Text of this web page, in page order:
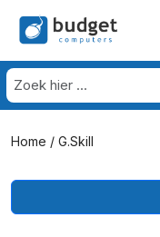
Home / G.Skill